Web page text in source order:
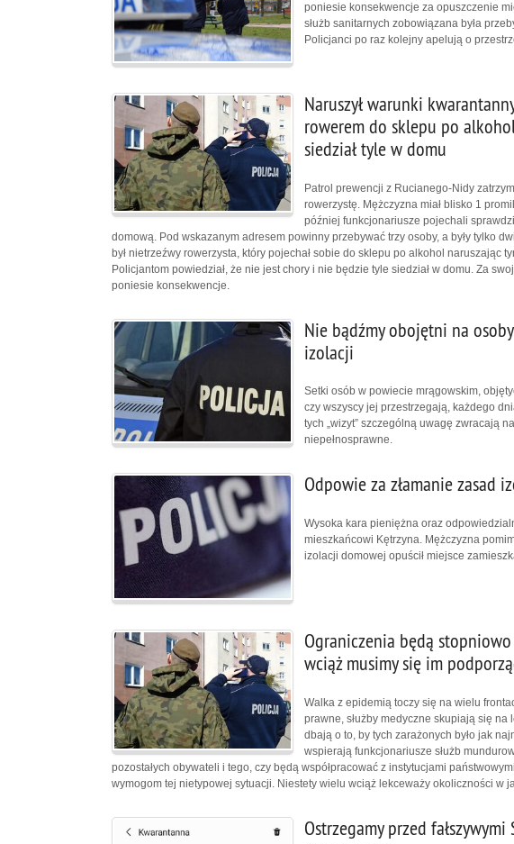
poniesie konsekwencje za opuszczenie
służb sanitarnych zobowiązana była
Policjanci po raz kolejny apelują o
Naruszył warunki
rowerem do sklepu po
siedział tyle w domu
Patrol prewencji z Rucianego-Nidy
rowerzystę. Mężczyzna miał blisko 1
później funkcjonariusze pojechali
domową. Pod wskazanym adresem powinny przebywać trzy osoby, a były tylko
był nietrzeźwy rowerzysta, który pojechał sobie do sklepu po alkohol naruszając
Policjantom powiedział, że nie jest chory i nie będzie tyle siedział w domu. Za
poniesie konsekwencje.
Nie bądźmy obojętni na
izolacji
Setki osób w powiecie mrągowskim,
czy wszyscy jej przestrzegają, każdego
tych „wizyt” szczególną uwagę zwracają
niepełnosprawne.
Odpowie za złamanie zasad
Wysoka kara pieniężna oraz
mieszkańcowi Kętrzyna. Mężczyzna
izolacji domowej opuścił miejsce
Ograniczenia będą
wciąż musimy się im
Walka z epidemią toczy się na wielu
prawne, służby medyczne skupiają się na
dbają o to, by tych zarażonych było jak
wspierają funkcjonariusze służb
pozostałych obywateli i tego, czy będą współpracować z instytucjami
wymogom tej nietypowej sytuacji. Niestety wielu wciąż lekceważy okoliczności w
Ostrzegamy przed